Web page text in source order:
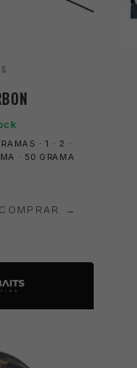
· 1 · 2 ·
· 50 GRAMA
COMPRAR